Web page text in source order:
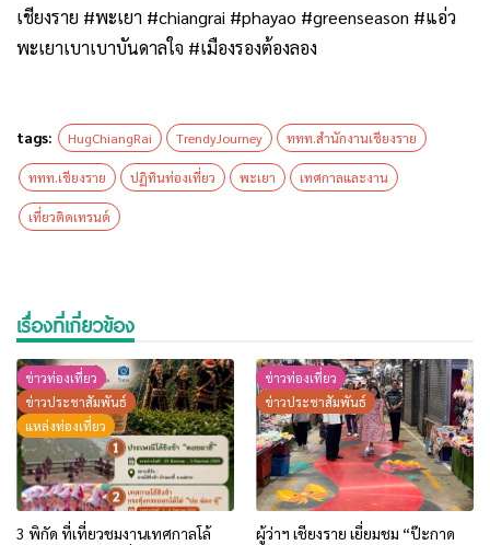
เชียงราย #พะเยา #chiangrai #phayao #greenseason #แอ่ว
พะเยาเบาเบาบันดาลใจ #เมืองรองต้องลอง
tags: HugChiangRai TrendyJourney ททท.สำนักงานเชียงราย
ททท.เชียงราย ปฏิทินท่องเที่ยว พะเยา เทศกาลและงาน
เที่ยวติดเทรนด์
เรื่องที่เกี่ยวข้อง
ข่าวท่องเที่ยว
ข่าวประชาสัมพันธ์
แหล่งท่องเที่ยว
3 พิกัด ที่เที่ยวชมงานเทศกาลโล้
ข่าวท่องเที่ยว
ข่าวประชาสัมพันธ์
ผู้ว่าฯ เชียงราย เยี่ยมชม “ป๊ะกาด